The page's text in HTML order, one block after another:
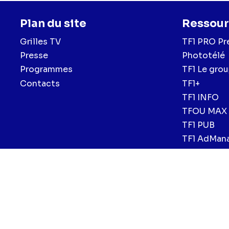
Plan du site
Grilles TV
Presse
Programmes
Contacts
TF1 PRO
Phototélé
TF1 Le
TF1+
TF1 INFO
TFOU MAX
TF1 PUB
TF1